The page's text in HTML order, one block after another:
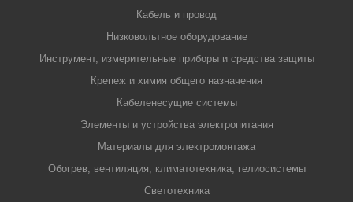
Кабель и провод
Низковольтное оборудование
Инструмент, измерительные приборы и средства защиты
Крепеж и химия общего назначения
Кабеленесущие системы
Элементы и устройства электропитания
Материалы для электромонтажа
Обогрев, вентиляция, климатотехника, гелиосистемы
Светотехника